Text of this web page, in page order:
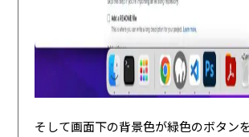
そして画面下の背景色が緑色のボタン